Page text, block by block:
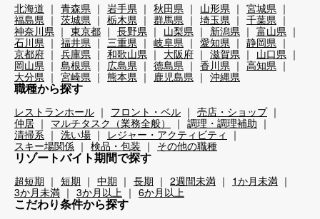
北海道 青森県 岩手県 秋田県 山形県
宮城県
福島県
茨城県 栃木県 群馬県 埼玉県
千葉県
神奈川県
東京都 長野県 山梨県 新潟県
富山県
石川県
福井県 三重県 岐阜県 愛知県
静岡県
京都府
兵庫県 和歌山県 大阪府 滋賀県
山口県
岡山県
島根県 広島県 徳島県 香川県
高知県
大分県
宮崎県 熊本県 鹿児島県 沖縄県
職種から探す
レストランホール フロント・ベル
売店・ショップ
仲居
マルチタスク（業務全般）
調理・調理補助
清掃系
洗い場
レジャー・アクティビティ
スキー場関係
検品・包装 その他の職種
リゾートバイト期間で探す
超短期 短期 中期 長期 2週間未満
1か月未満
3か月未満
3か月以上 6か月以上
こだわり条件から探す